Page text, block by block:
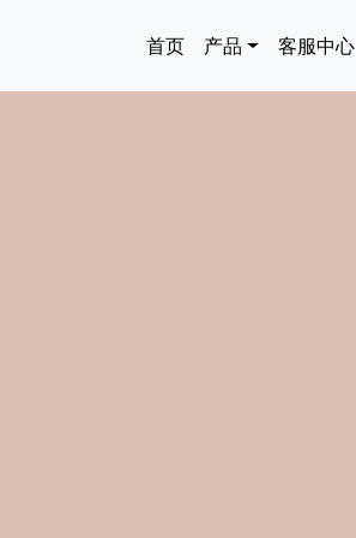
Main navigation
首页 产品 客服中心